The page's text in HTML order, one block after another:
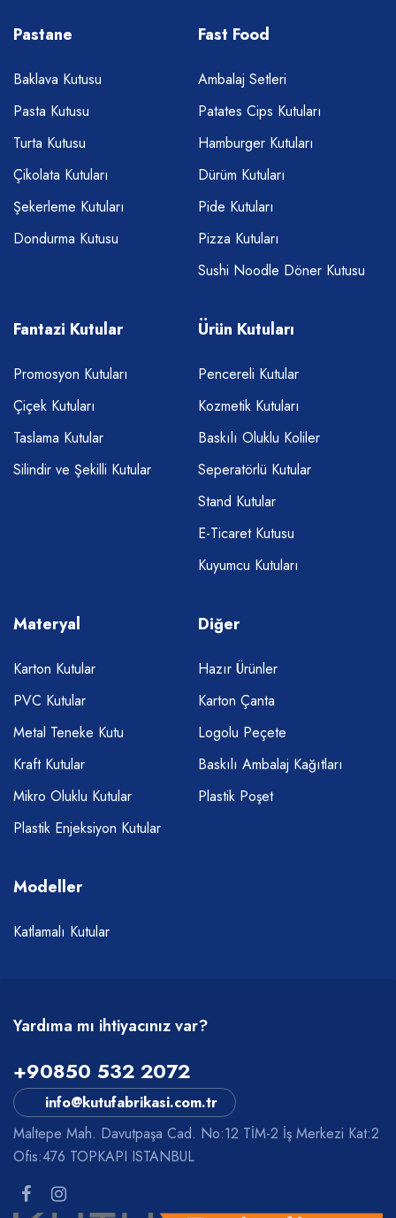
Pastane
Baklava Kutusu
Pasta Kutusu
Turta Kutusu
Çikolata Kutuları
Şekerleme Kutuları
Dondurma Kutusu
Fast Food
Ambalaj Setleri
Patates Cips Kutuları
Hamburger Kutuları
Dürüm Kutuları
Pide Kutuları
Pizza Kutuları
Sushi Noodle Döner Kutusu
Fantazi Kutular
Promosyon Kutuları
Çiçek Kutuları
Taslama Kutular
Silindir ve Şekilli Kutular
Ürün Kutuları
Pencereli Kutular
Kozmetik Kutuları
Baskılı Oluklu Koliler
Seperatörlü Kutular
Stand Kutular
E-Ticaret Kutusu
Kuyumcu Kutuları
Materyal
Karton Kutular
PVC Kutular
Metal Teneke Kutu
Kraft Kutular
Mikro Oluklu Kutular
Plastik Enjeksiyon Kutular
Diğer
Hazır Ürünler
Karton Çanta
Logolu Peçete
Baskılı Ambalaj Kağıtları
Plastik Poşet
Modeller
Katlamalı Kutular
Yardıma mı ihtiyacınız var?
+90850 532 2072
info@kutufabrikasi.com.tr
Maltepe Mah. Davutpaşa Cad. No:12 TİM-2 İş Merkezi Kat:2
Ofis:476 TOPKAPI ISTANBUL